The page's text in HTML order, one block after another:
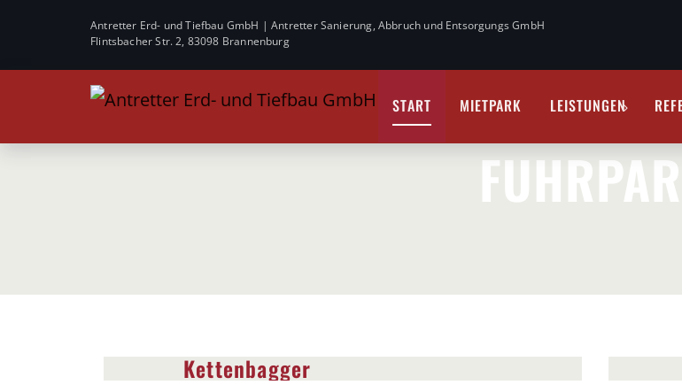
Antretter Erd- und Tiefbau GmbH | Antretter Sanierung, Abbruch und Entsorgungs GmbH
Flintsbacher Str. 2, 83098 Brannenburg
START MIETPARK LEISTUNGEN
Kettenbagger